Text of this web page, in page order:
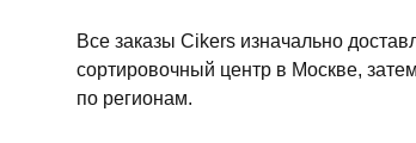
Все заказы Cikers изначально
сортировочный центр в Москве,
по регионам.